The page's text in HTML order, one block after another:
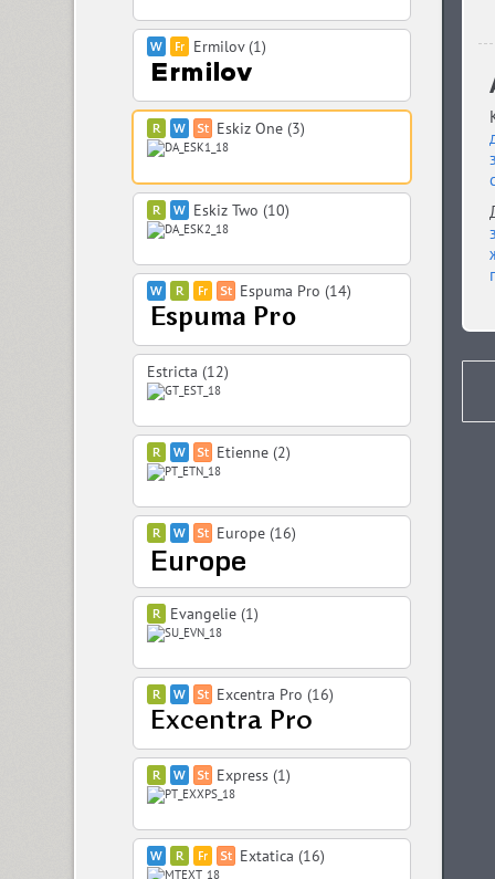
Ermilov (1)
Eskiz One (3)
Eskiz Two (10)
Espuma Pro (14)
Estricta (12)
Etienne (2)
Europe (16)
Evangelie (1)
Excentra Pro (16)
Express (1)
Extatica (16)